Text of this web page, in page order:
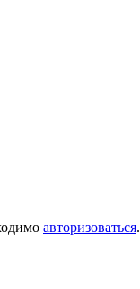
авторизоваться.